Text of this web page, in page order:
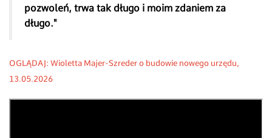
pozwoleń, trwa tak długo i moim zdaniem za
długo."
OGLĄDAJ: Wioletta Majer-Szreder o budowie nowego urzędu,
13.05.2026